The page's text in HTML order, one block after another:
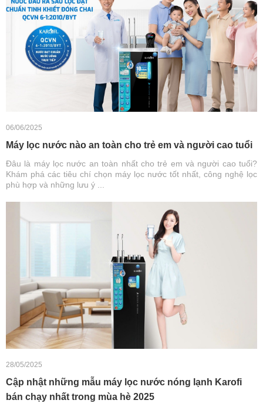
06/06/2025
Máy lọc nước nào an toàn cho trẻ em và người cao tuổi
Đâu là máy lọc nước an toàn nhất cho trẻ em và người cao tuổi?
Khám phá các tiêu chí chọn máy lọc nước tốt nhất, công nghệ lọc
phù hợp và những lưu ý ...
28/05/2025
Cập nhật những mẫu máy lọc nước nóng lạnh Karofi
bán chạy nhất trong mùa hè 2025